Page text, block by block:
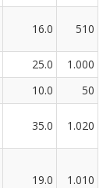
16.0 510
25.0
1.000
10.0
50
35.0 1.020
19.0 1.010